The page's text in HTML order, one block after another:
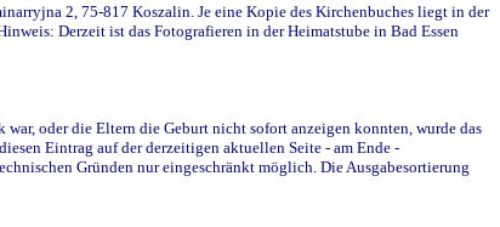
2, 75-817 Koszalin. Je eine Kopie des Kirchenbuches liegt in der
Derzeit ist das Fotografieren in der Heimatstube in Bad Essen
oder die Eltern die Geburt nicht sofort anzeigen konnten, wurde das
Eintrag auf der derzeitigen aktuellen Seite - am Ende -
Gründen nur eingeschränkt möglich. Die Ausgabesortierung